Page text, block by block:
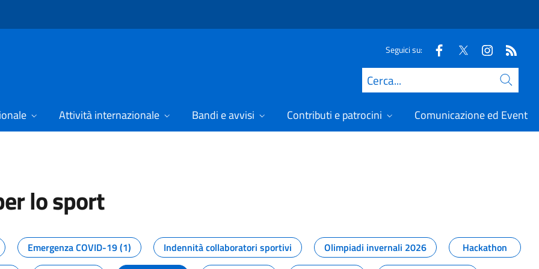
Seguici su:
Cerca
Attività internazionale Bandi e avvisi Contributi e patrocini Comunicazione ed Eventi
lo sport
dal Dipartimento per lo sport
Emergenza COVID-19 (1) Indennità collaboratori sportivi Olimpiadi invernali 2026
Hackathon